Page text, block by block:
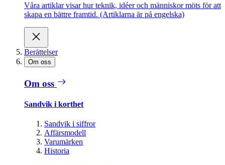
Våra artiklar visar hur teknik, idéer och människor möts för att
skapa en bättre framtid. (Artiklarna är på engelska)
Berättelser
Om oss
Om oss
Sandvik i korthet
Sandvik i siffror
Affärsmodell
Varumärken
Historia